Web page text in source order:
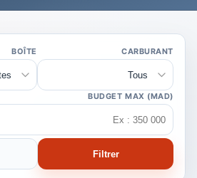
CARBURANT
BOÎTE
BUDGET MAX (MAD)
Filtrer